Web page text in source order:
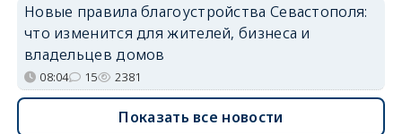
Новые правила благоустройства Севастополя:
что изменится для жителей, бизнеса и
владельцев домов
08:04 15 2381
Показать все новости